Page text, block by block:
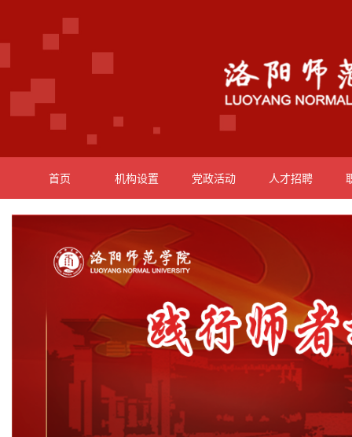
首页 机构设置 党政活动 人才招聘